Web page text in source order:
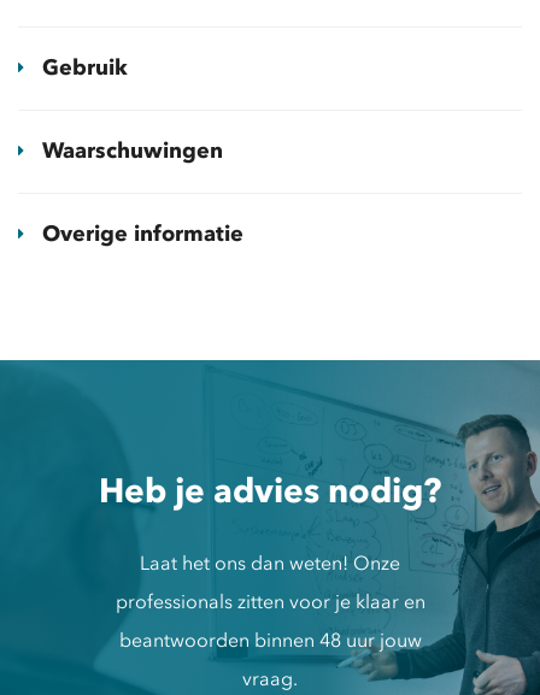
Gebruik
Waarschuwingen
Overige informatie
Heb je advies nodig?
Laat het ons dan weten! Onze
professionals zitten voor je klaar en
beantwoorden binnen 48 uur jouw
vraag.